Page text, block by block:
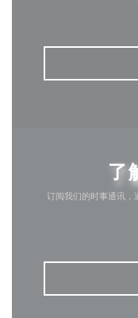
了
订阅我们的时事通讯，